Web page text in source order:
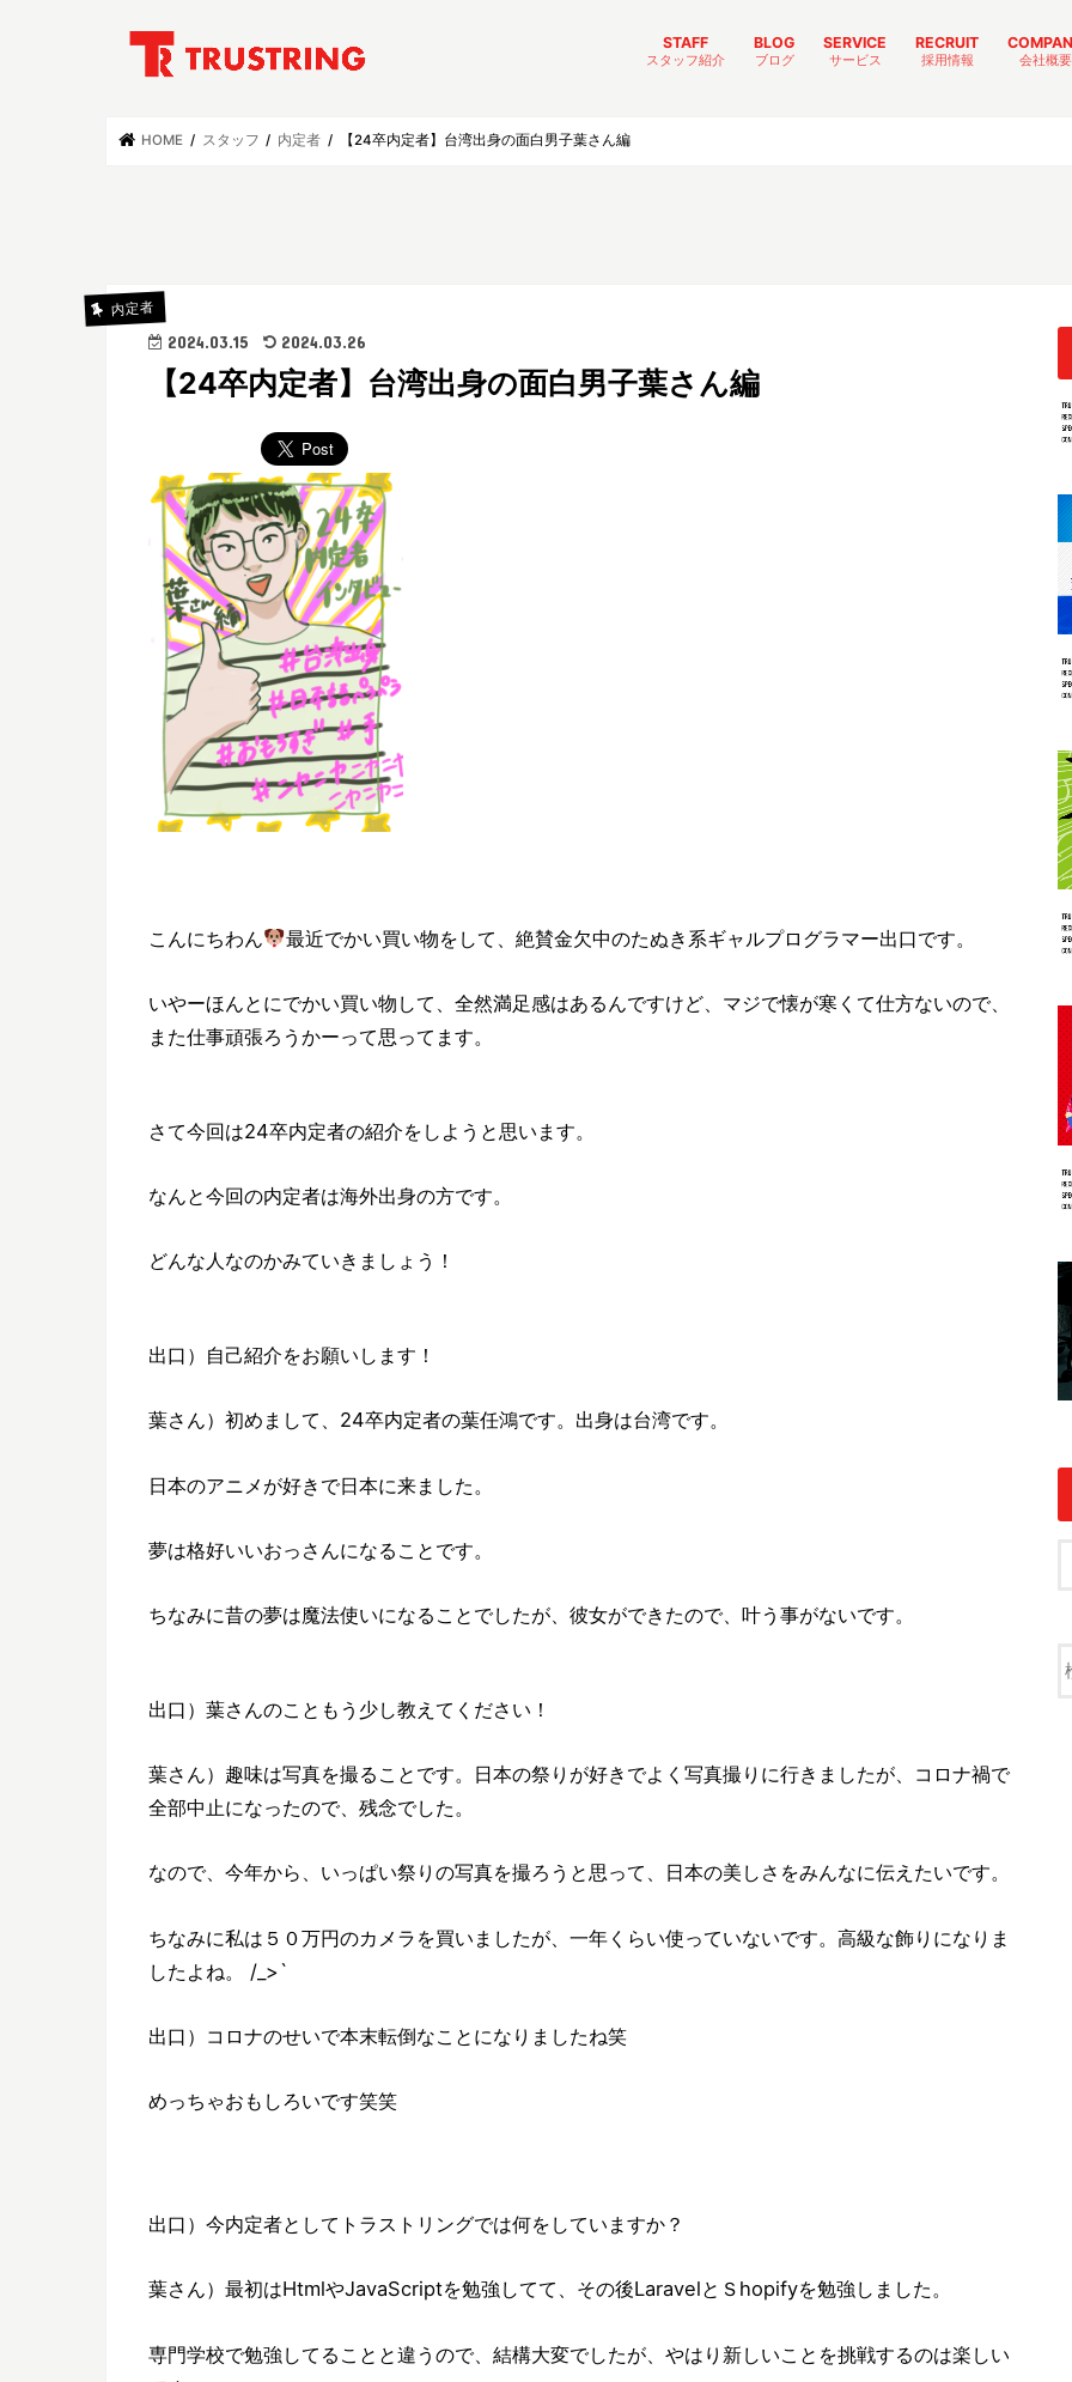
STAFF
スタッフ紹介
BLOG
ブログ
SERVICE
サービス
RECRUIT
採用情報 会社概要
HOME スタッフ 内定者 【24卒内定者】台湾出身の面白男子葉さん編
内定者
2024.03.15 2024.03.26
【24卒内定者】台湾出身の面白男子葉さん編
こんにちわん 最近でかい買い物をして、絶賛金欠中のたぬき系ギャルプログラマー出口です。
いやーほんとにでかい買い物して、全然満足感はあるんですけど、マジで懐が寒くて仕方ないので、
また仕事頑張ろうかーって思ってます。
さて今回は24卒内定者の紹介をしようと思います。
なんと今回の内定者は海外出身の方です。
どんな人なのかみていきましょう！
出口）自己紹介をお願いします！
葉さん）初めまして、24卒内定者の葉任鴻です。出身は台湾です。
日本のアニメが好きで日本に来ました。
夢は格好いいおっさんになることです。
ちなみに昔の夢は魔法使いになることでしたが、彼女ができたので、叶う事がないです。
出口）葉さんのこともう少し教えてください！
葉さん）趣味は写真を撮ることです。日本の祭りが好きでよく写真撮りに行きましたが、コロナ禍で
全部中止になったので、残念でした。
なので、今年から、いっぱい祭りの写真を撮ろうと思って、日本の美しさをみんなに伝えたいです。
ちなみに私は５０万円のカメラを買いましたが、一年くらい使っていないです。高級な飾りになりま
したよね。 /_>`
出口）コロナのせいで本末転倒なことになりましたね笑
めっちゃおもしろいです笑笑
出口）今内定者としてトラストリングでは何をしていますか？
葉さん）最初はHtmlやJavaScriptを勉強してて、その後LaravelとＳhopifyを勉強しました。
専門学校で勉強してることと違うので、結構大変でしたが、やはり新しいことを挑戦するのは楽しい